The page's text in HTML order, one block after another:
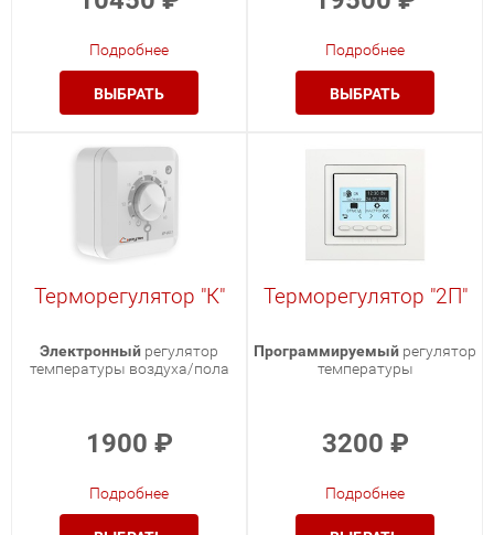
Подробнее
ВЫБРАТЬ
Подробнее
ВЫБРАТЬ
Терморегулятор "К"
Электронный регулятор
температуры воздуха/пола
1900 ₽
Подробнее
Терморегулятор "2П"
Программируемый регулятор
температуры
3200 ₽
Подробнее